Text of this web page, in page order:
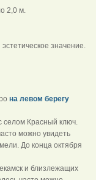
2,0 м.
значение.
на левом берегу
селом Красный ключ.
можно увидеть
До конца октября
и близлежащих